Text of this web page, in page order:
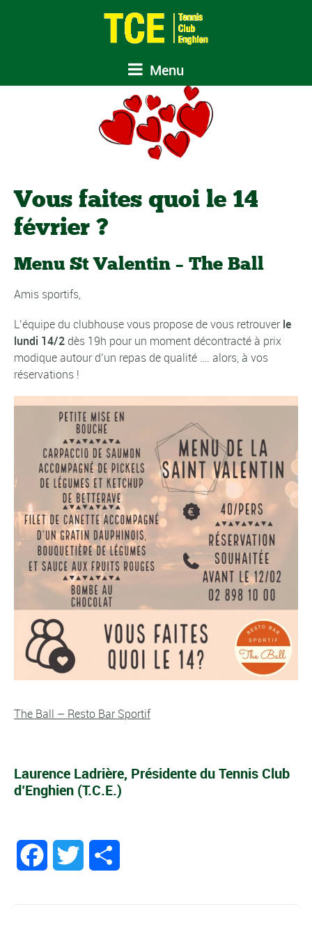
Menu
Vous faites quoi le 14
février ?
Menu St Valentin – The Ball
Amis sportifs,
L’équipe du clubhouse vous propose de vous retrouverle
lundi 14/2 dès 19h pour un moment décontracté à prix
modique autour d’un repas de qualité …. alors, à vos
réservations !
The Ball – Resto Bar Sportif
Laurence Ladrière, Présidente du Tennis Club
d’Enghien (T.C.E.)
FacebookTwitter